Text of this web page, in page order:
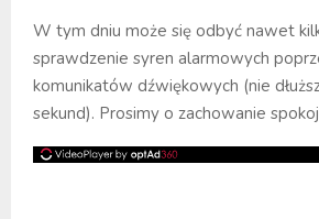
W tym dniu może się odbyć nawet
sprawdzenie syren alarmowych
komunikatów dźwiękowych (nie
sekund). Prosimy o zachowanie